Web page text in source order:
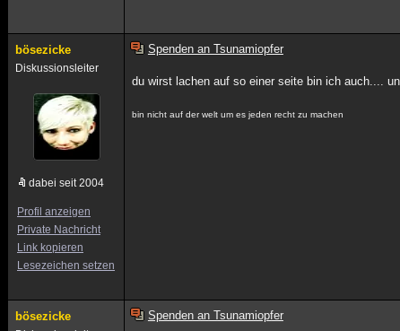
bösezicke
Diskussionsleiter
dabei seit 2004
Profil anzeigen
Private Nachricht
Link kopieren
Lesezeichen setzen
Spenden an Tsunamiopfer
du wirst lachen auf so einer seite bin ich auch....
bin nicht auf der welt um es jeden recht zu machen
bösezicke Spenden an Tsunamiopfer